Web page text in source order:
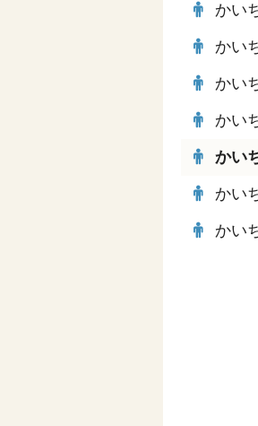
かい
かい
かい
かい
かい
かい
かい